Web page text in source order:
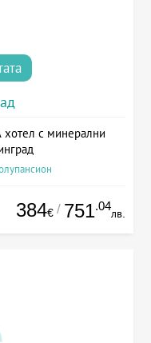
с минерални
384€ / 751.04
лв.